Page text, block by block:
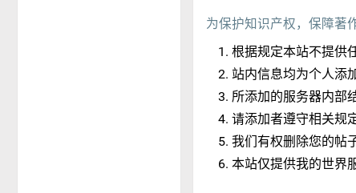
为保护知识产权，保障著
根据规定本站不提供
站内信息均为个人添
所添加的服务器内部
请添加者遵守相关规
我们有权删除您的帖
本站仅提供我的世界